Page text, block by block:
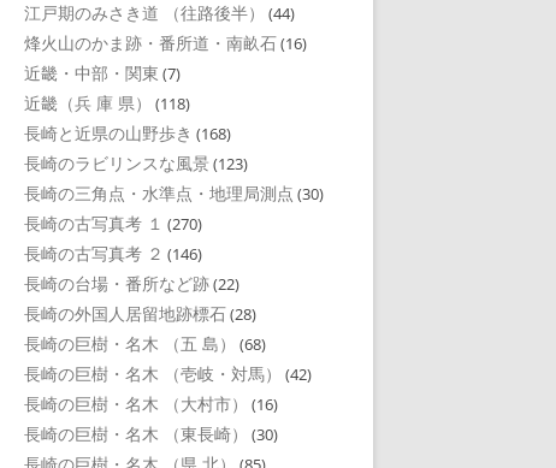
江戸期のみさき道 （往路後半） (44)
烽火山のかま跡・番所道・南畝石(16)
近畿・中部・関東 (7)
近畿（兵 庫 県） (118)
長崎と近県の山野歩き (168)
長崎のラビリンスな風景 (123)
長崎の三角点・水準点・地理局測点 (30)
長崎の古写真考 １ (270)
長崎の古写真考 ２ (146)
長崎の台場・番所など跡(22)
長崎の外国人居留地跡標石(28)
長崎の巨樹・名木 （五 島） (68)
長崎の巨樹・名木 （壱岐・対馬） (42)
長崎の巨樹・名木 （大村市） (16)
長崎の巨樹・名木 （東長崎） (30)